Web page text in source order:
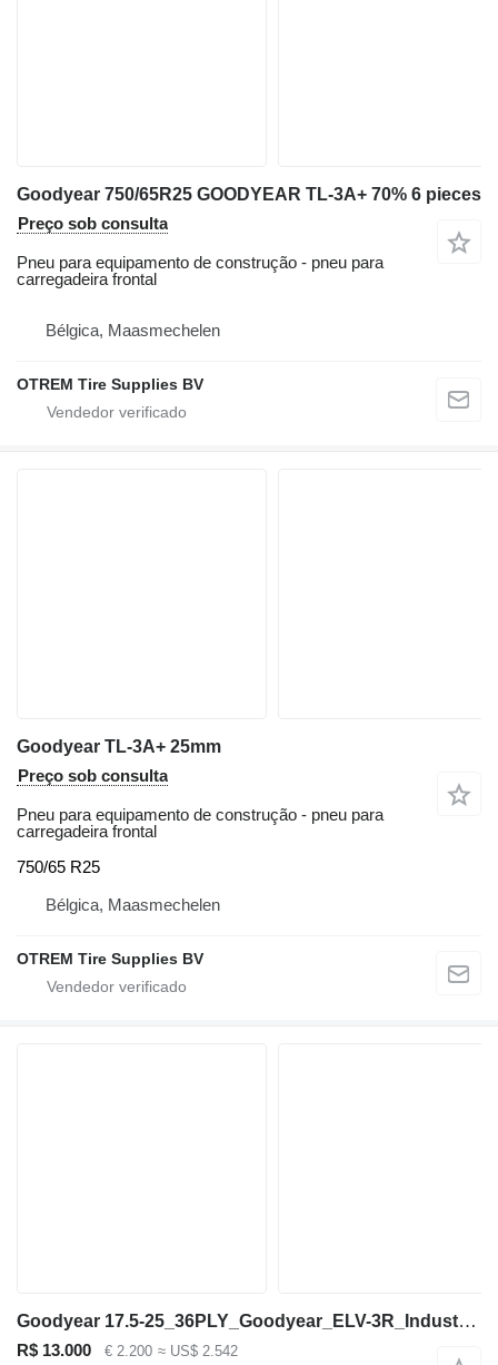
Goodyear 750/65R25 GOODYEAR TL-3A+ 70% 6 pieces
Preço sob consulta
Pneu para equipamento de construção - pneu para
carregadeira frontal
Bélgica, Maasmechelen
OTREM Tire Supplies BV
Goodyear TL-3A+ 25mm
Preço sob consulta
Pneu para equipamento de construção - pneu para
carregadeira frontal
750/65 R25
Bélgica, Maasmechelen
OTREM Tire Supplies BV
Goodyear 17.5-25_36PLY_Goodyear_ELV-3R_Industrial_Laderreifen_DOT:2018
R$ 13.000 € 2.200 ≈ US$ 2.542